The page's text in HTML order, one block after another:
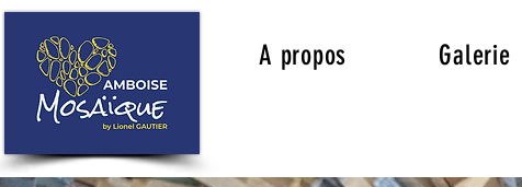
A propos Galerie